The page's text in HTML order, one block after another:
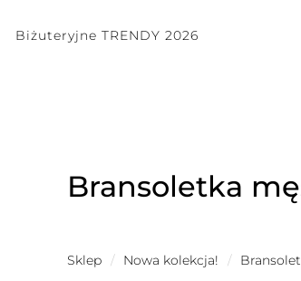
Biżuteryjne TRENDY 2026
Bransoletka
Sklep / Nowa kolekcja! /